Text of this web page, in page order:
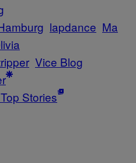
lapdance Ma
Vice Blog
Stories